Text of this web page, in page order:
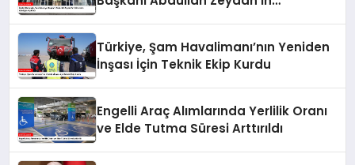
Türkiye, Şam Havalimanı’nın Yeniden
İnşası İçin Teknik Ekip Kurdu
Engelli Araç Alımlarında Yerlilik Oranı
ve Elde Tutma Süresi Arttırıldı